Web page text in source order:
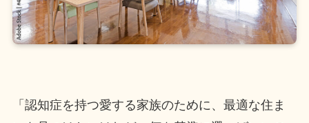
「認知症を持つ愛する家族のために、最適な住ま